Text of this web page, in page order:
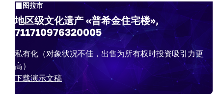
图拉市
地区级文化遗产 «普希金住宅楼»,
711710976320005
私有化（对象状况不佳，出售为所有权时投资吸引力更
高）
下载演示文稿